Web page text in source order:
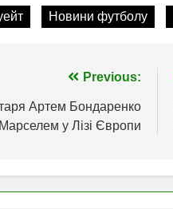
Новини футболу
Previous:
Артем Бондаренко
у Лізі Європи